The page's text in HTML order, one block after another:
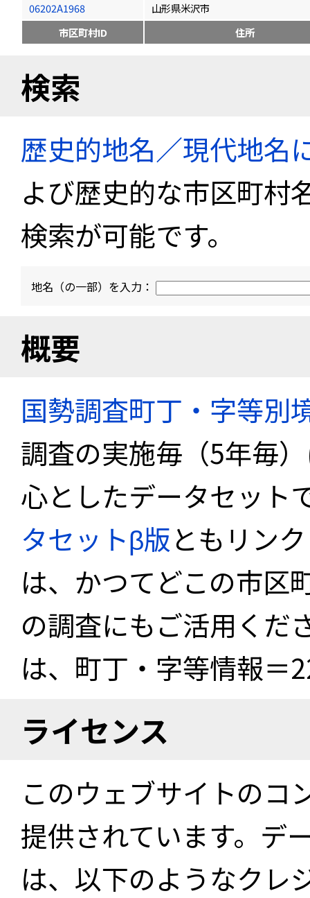
06202A1968
山形県米沢市
市区町村ID
住所
検索
歴史的地名／現代地名
よび歴史的な市区町村
検索が可能です。
地名（の一部）を入力：
概要
国勢調査町丁・字等別
調査の実施毎（5年毎
心としたデータセット
タセットβ版ともリン
は、かつてどこの市区
の調査にもご活用くだ
は、町丁・字等情報＝
ライセンス
このウェブサイトのコ
提供されています。デ
は、以下のようなクレ